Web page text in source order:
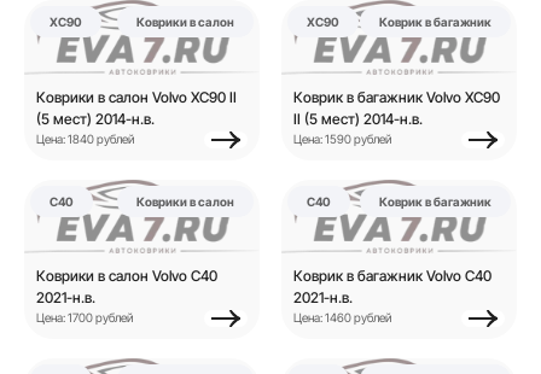
XC90 Коврики в салон
Коврики в салон Volvo XC90 II
(5 мест) 2014-н.в.
Цена: 1840 рублей
XC90 Коврик в багажник
Коврик в багажник Volvo XC90
II (5 мест) 2014-н.в.
Цена: 1590 рублей
C40 Коврики в салон
Коврики в салон Volvo C40
2021-н.в.
Цена: 1700 рублей
C40 Коврик в багажник
Коврик в багажник Volvo C40
2021-н.в.
Цена: 1460 рублей